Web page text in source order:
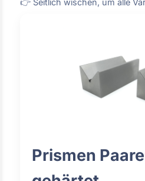
Prismen